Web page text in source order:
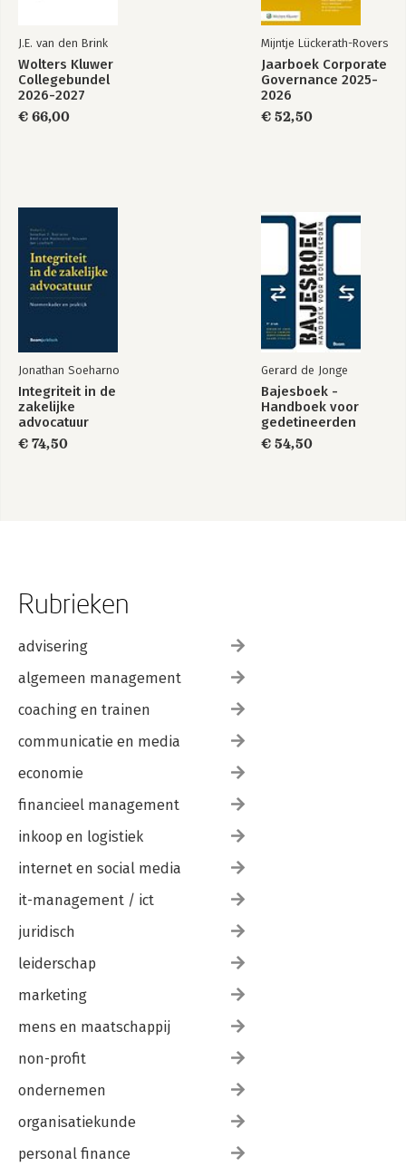
J.E. van den Brink
Wolters Kluwer
Collegebundel
2026-2027
€ 66,00
Mijntje Lückerath-Rovers
Jaarboek Corporate
Governance 2025-
2026
€ 52,50
Jonathan Soeharno
Integriteit in de
zakelijke
advocatuur
€ 74,50
Gerard de Jonge
Bajesboek -
Handboek voor
gedetineerden
€ 54,50
Rubrieken
advisering
algemeen management
coaching en trainen
communicatie en media
economie
financieel management
inkoop en logistiek
internet en social media
it-management / ict
juridisch
leiderschap
marketing
mens en maatschappij
non-profit
ondernemen
organisatiekunde
personal finance